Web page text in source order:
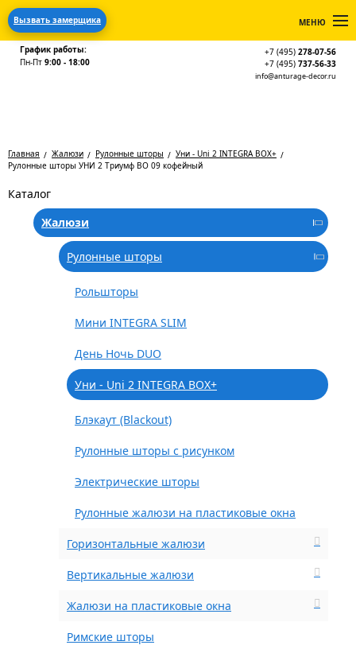
Вызвать замерщика МЕНЮ
График работы:
Пн-Пт 9:00 - 18:00
+7 (495) 278-07-56
+7 (495) 737-56-33
info@anturage-decor.ru
Главная Жалюзи Рулонные шторы
Уни - Uni 2 INTEGRA BOX+
Рулонные шторы УНИ 2 Триумф BO 09 кофейный
Каталог
Жалюзи
Рулонные шторы
Рольшторы
Мини INTEGRA SLIM
День Ночь DUO
Уни - Uni 2 INTEGRA BOX+
Блэкаут (Blackout)
Рулонные шторы с рисунком
Электрические шторы
Рулонные жалюзи на пластиковые окна
Горизонтальные жалюзи
Вертикальные жалюзи
Жалюзи на пластиковые окна
Римские шторы